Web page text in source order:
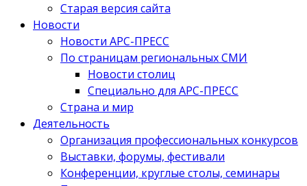
Старая версия сайта
Новости
Новости АРС-ПРЕСС
По страницам региональных СМИ
Новости столиц
Специально для АРС-ПРЕСС
Страна и мир
Деятельность
Организация профессиональных конкурсов
Выставки, форумы, фестивали
Конференции, круглые столы, семинары